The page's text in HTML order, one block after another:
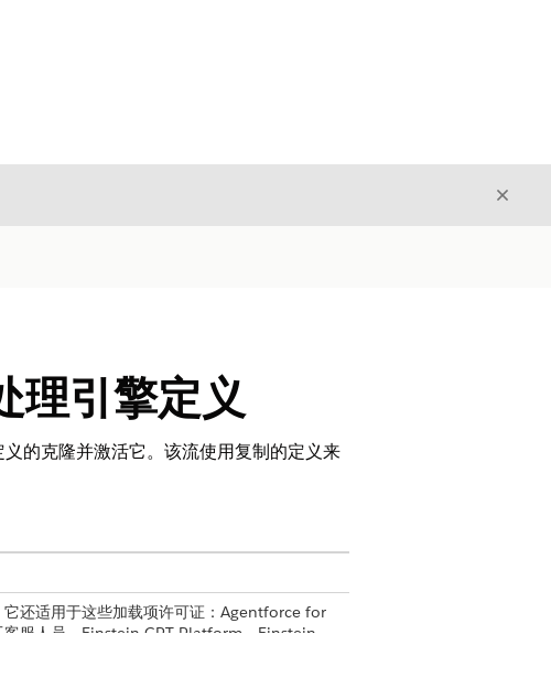
关闭
理引擎定义
的克隆并激活它。该流使用复制的定义来
还适用于这些加载项许可证：Agentforce for
服人员、Einstein GPT Platform、Einstein